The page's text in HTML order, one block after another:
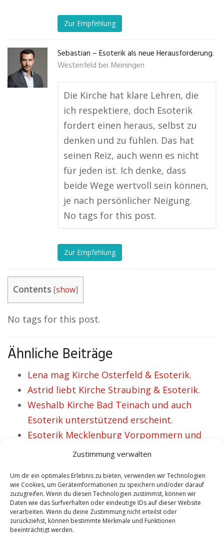
Zustimmung verwalten
Um dir ein optimales Erlebnis zu bieten, verwenden wir Technologien
wie Cookies, um Geräteinformationen zu speichern und/oder darauf
zuzugreifen. Wenn du diesen Technologien zustimmst, können wir
Daten wie das Surfverhalten oder eindeutige IDs auf dieser Website
verarbeiten. Wenn du deine Zustimmung nicht erteilst oder
zurückziehst, können bestimmte Merkmale und Funktionen
beeinträchtigt werden.
Zur Empfehlung
Sebastian – Esoterik als neue Herausforderung.
Westenfeld bei Meiningen
Die Kirche hat klare Lehren, die
ich respektiere, doch Esoterik
fordert einen heraus, selbst zu
denken und zu fühlen. Das hat
seinen Reiz, auch wenn es nicht
für jeden ist. Ich denke, dass
beide Wege wertvoll sein können,
je nach persönlicher Neigung.
No tags for this post.
Zur Empfehlung
Contents [show]
No tags for this post.
Ähnliche Beiträge
Lena mag Kirche Osterfeld & Esoterik.
Astrid liebt Kirche Straubing & Esoterik.
Weshalb Kirche Bad Teinach und auch
Esoterik unterstützend erscheint.
Esoterik Mecklenburg Vorpommern und
Kirche – 38 selige Leute.
ausgesprochen geeignet.
VORHERIGER ARTIKEL NÄCHSTER ARTIKEL